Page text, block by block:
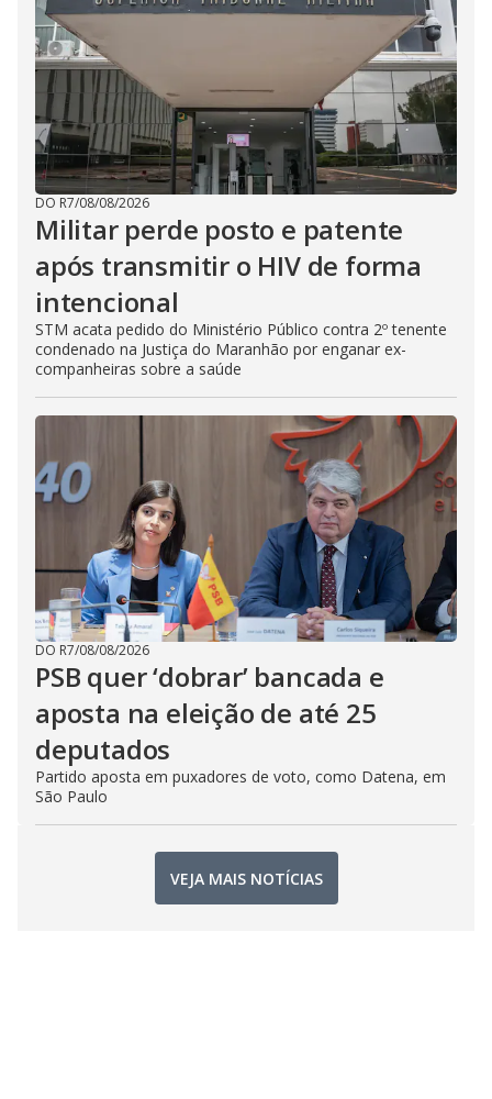
DO R7/08/08/2026
Militar perde posto e patente
após transmitir o HIV de forma
intencional
STM acata pedido do Ministério Público contra 2º tenente
condenado na Justiça do Maranhão por enganar ex-
companheiras sobre a saúde
DO R7/08/08/2026
PSB quer ‘dobrar’ bancada e
aposta na eleição de até 25
deputados
Partido aposta em puxadores de voto, como Datena, em
São Paulo
VEJA MAIS NOTÍCIAS